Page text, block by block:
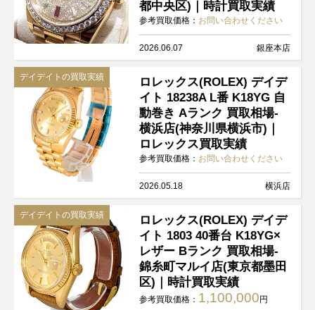
都中央区)｜時計買取実績
参考買取価格： お問い合わせください
2026.06.07 銀座本店
デイデイトの買取実績
ロレックス(ROLEX) デイデ
イト 18238A L番 K18YG 自
動巻き Aランク 買取相場-
横浜店(神奈川県横浜市)｜
ロレックス買取実績
参考買取価格： お問い合わせください
2026.05.18 横浜店
デイデイトの買取実績
ロレックス(ROLEX) デイデ
イト 1803 40番台 K18YG×
レザー Bランク 買取相場-
錦糸町マルイ店(東京都墨田
区)｜時計買取実績
参考買取価格： 1,100,000 円